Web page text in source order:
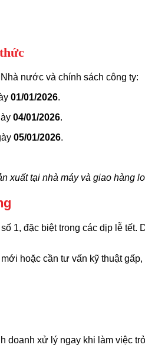
nước và chính sách công ty:
01/01/2026.
04/01/2026.
05/01/2026.
xuất tại nhà máy và giao hàng
1, đặc biệt trong các dịp lễ
hoặc cần tư vấn kỹ thuật
doanh xử lý ngay khi làm việc